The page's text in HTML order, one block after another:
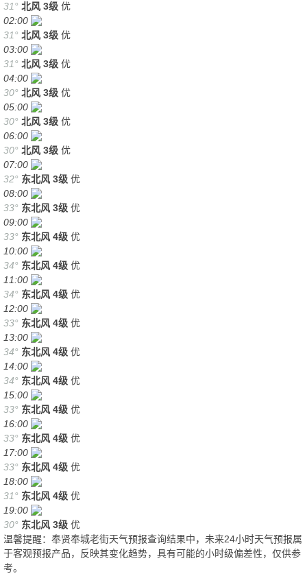
31° 北风 3级 优
02:00
31° 北风 3级 优
03:00
31° 北风 3级 优
04:00
30° 北风 3级 优
05:00
30° 北风 3级 优
06:00
30° 北风 3级 优
07:00
32° 东北风 3级 优
08:00
33° 东北风 3级 优
09:00
33° 东北风 4级 优
10:00
34° 东北风 4级 优
11:00
34° 东北风 4级 优
12:00
33° 东北风 4级 优
13:00
34° 东北风 4级 优
14:00
34° 东北风 4级 优
15:00
33° 东北风 4级 优
16:00
33° 东北风 4级 优
17:00
33° 东北风 4级 优
18:00
31° 东北风 4级 优
19:00
30° 东北风 3级 优
温馨提醒：奉贤奉城老街天气预报查询结果中，未来24小时天气预报属
于客观预报产品，反映其变化趋势，具有可能的小时级偏差性，仅供参
考。